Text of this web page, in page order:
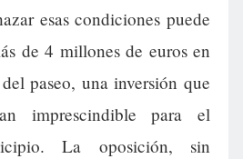
esas condiciones puede
de 4 millones de euros en
paseo, una inversión que
imprescindible para el
La oposición, sin